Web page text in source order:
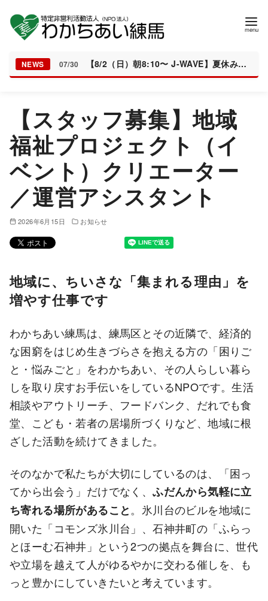
ン
NEWS 07/30 【8/2（日）朝8:10〜 J-WAVE】夏休みの居場所「とんぼちゃんち」が紹介されます
【スタッフ募集】地域
福祉プロジェクト（イ
ベント）クリエーター
／運営アシスタント
2026年6月15日 お知らせ
地域に、ちいさな「集まれる理由」を
増やす仕事です
わかちあい練馬は、練馬区とその近隣で、経済的
な困窮をはじめ生きづらさを抱える方の「困りご
と・悩みごと」をわかちあい、その人らしい暮ら
しを取り戻すお手伝いをしているNPOです。生活
相談やアウトリーチ、フードバンク、だれでも食
堂、こども・若者の居場所づくりなど、地域に根
ざした活動を続けてきました。
そのなかで私たちが大切にしているのは、「困っ
てから出会う」だけでなく、ふだんから気軽に立
ち寄れる場所があること。氷川台のビルを地域に
開いた「コモンズ氷川台」、石神井町の「ふらっ
とほーむ石神井」という2つの拠点を舞台に、世代
や立場を越えて人がゆるやかに交わる催しを、も
っと豊かにしていきたいと考えています。